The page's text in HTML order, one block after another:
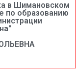
в Шимановском
по образованию